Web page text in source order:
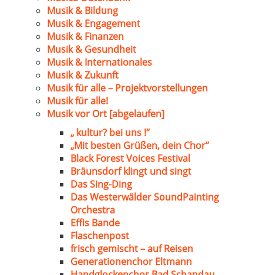
Musik & Bildung
Musik & Engagement
Musik & Finanzen
Musik & Gesundheit
Musik & Internationales
Musik & Zukunft
Musik für alle – Projektvorstellungen
Musik für alle!
Musik vor Ort [abgelaufen]
„ kultur? bei uns !“
„Mit besten Grüßen, dein Chor“
Black Forest Voices Festival
Bräunsdorf klingt und singt
Das Sing-Ding
Das Westerwälder SoundPainting
Orchestra
Effis Bande
Flaschenpost
frisch gemischt – auf Reisen
Generationenchor Eltmann